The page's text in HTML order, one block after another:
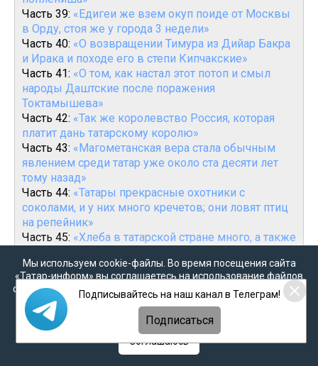
Часть 39: «Едигеи же взем окуп поиде от Москвы
в Орду, стоя же у города 3 недели»
Часть 40: «О возвращении Тимура из Дийар Бакра
и Ирака и походе его в степи Кипчакские»
Часть 41: «О том, как настал этот потоп и смыл
народы Даштские после поражения
Токтамышева»
Часть 42: «Так же королевство Россия, которая
платит дань татарскому королю»
Часть 43: «Магометанская вера стала обычным
явлением среди татар уже около ста десяти лет
тому назад»
Часть 44: «Татары прекрасные охотники с
соколами, и у них много кречетов; они ловят птиц
на репейник»
Часть 45: «Хлеба в татарской стране много, а также
Часть 46:«Они подчинили себе город, который
называется Казань. На нашем языке это значит
«котел»»
Часть 47:
«Татарских орд четыре и столько же их
императоров»
Часть 48:«Третья орда – козанских татар – названа
так по замку Козан, стоящему над рекой Волгой у
Мы используем cookie-файлы. Во время посещения сайта
«Татар-информ» вы соглашаетесь на использование файлов
cookie в соответствии с настоящим уведомлением, согласием
наобработку персональных данных,Политикой о
персональных данных
Политикой конфиденциальности
Соглашаюсь
Подписывайтесь на наш канал в Телеграм!
Подписаться